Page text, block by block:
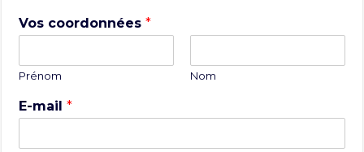
Vos coordonnées*
Prénom Nom
E-mail*